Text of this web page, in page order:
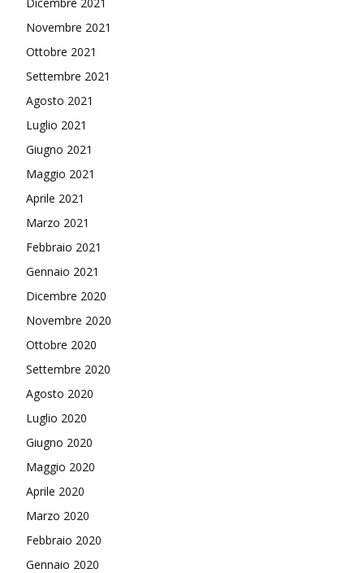
Novembre 2021
Ottobre 2021
Settembre 2021
Agosto 2021
Luglio 2021
Giugno 2021
Maggio 2021
Aprile 2021
Marzo 2021
Febbraio 2021
Gennaio 2021
Dicembre 2020
Novembre 2020
Ottobre 2020
Settembre 2020
Agosto 2020
Luglio 2020
Giugno 2020
Maggio 2020
Aprile 2020
Marzo 2020
Febbraio 2020
Gennaio 2020